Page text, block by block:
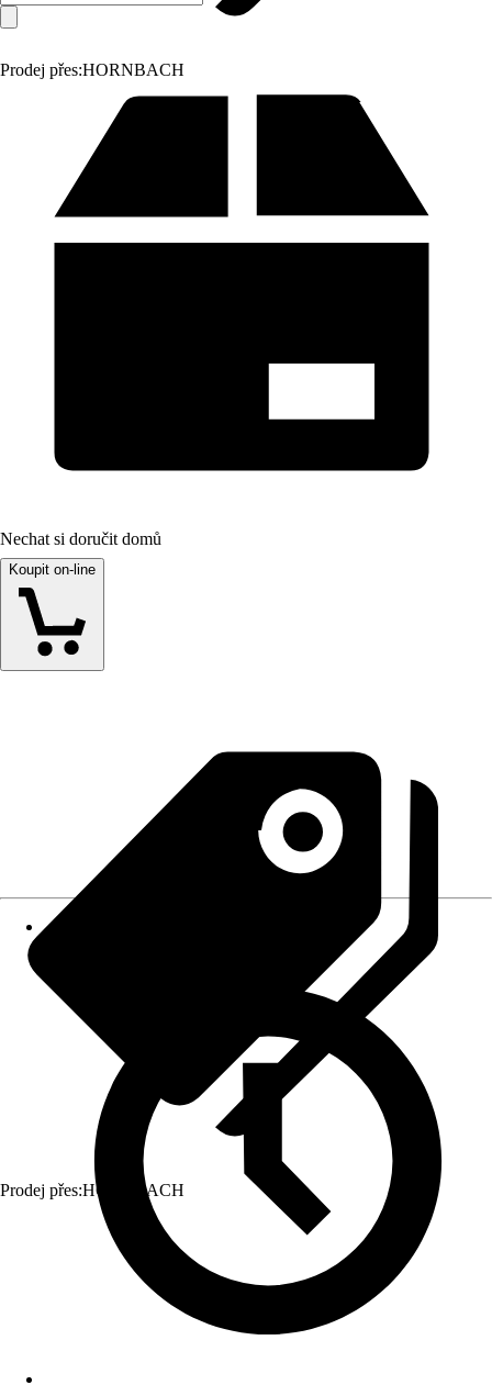
Prodej přes:HORNBACH
Nechat si doručit domů
Koupit on-line
Prodej přes:HORNBACH